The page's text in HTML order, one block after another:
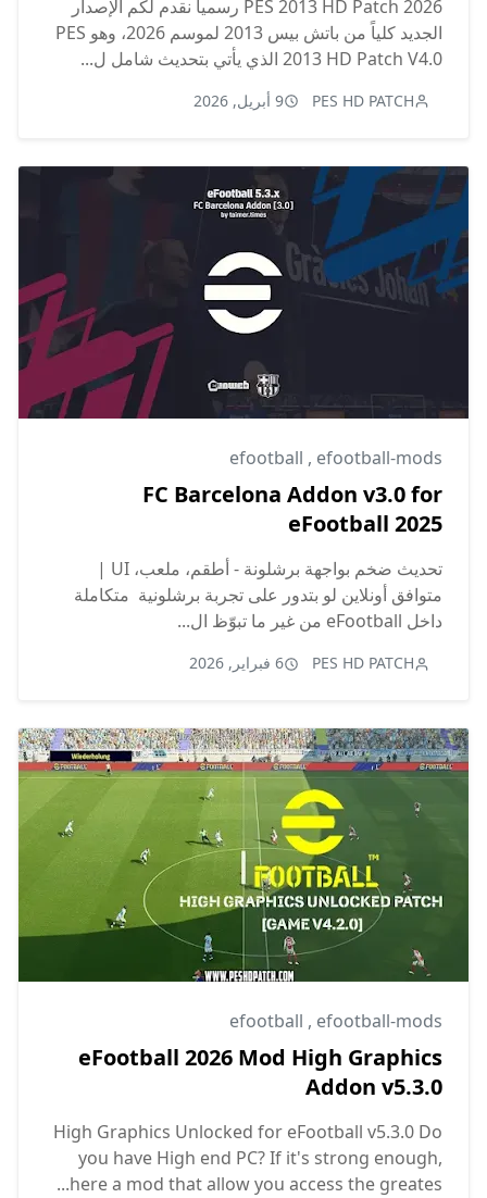
PES 2013 HD Patch 2026 رسمياً نقدم لكم الإصدار
الجديد كلياً من باتش بيس 2013 لموسم 2026، وهو PES
2013 HD Patch V4.0 الذي يأتي بتحديث شامل ل...
PES HD PATCH 9 أبريل, 2026
efootball , efootball-mods
FC Barcelona Addon v3.0 for
eFootball 2025
تحديث ضخم بواجهة برشلونة - أطقم، ملعب، UI |
متوافق أونلاين لو بتدور على تجربة برشلونية متكاملة
داخل eFootball من غير ما تبوّظ ال...
PES HD PATCH 6 فبراير, 2026
efootball , efootball-mods
eFootball 2026 Mod High Graphics
Addon v5.3.0
High Graphics Unlocked for eFootball v5.3.0 Do
you have High end PC? If it's strong enough,
here a mod that allow you access the greates...